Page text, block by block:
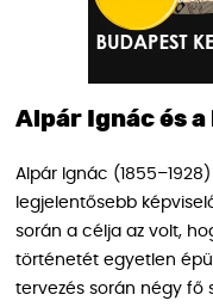
Alpár Ignác és
Alpár Ignác
legjelentősebb
során a célja az volt,
történetét egyetlen
tervezés során négy fő